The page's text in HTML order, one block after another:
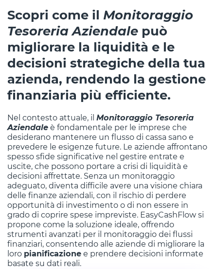
Scopri come il Monitoraggio
Tesoreria Aziendale può
migliorare la liquidità e le
decisioni strategiche della tua
azienda, rendendo la gestione
finanziaria più efficiente.
Nel contesto attuale, il Monitoraggio Tesoreria
Aziendale è fondamentale per le imprese che
desiderano mantenere un flusso di cassa sano e
prevedere le esigenze future. Le aziende affrontano
spesso sfide significative nel gestire entrate e
uscite, che possono portare a crisi di liquidità e
decisioni affrettate. Senza un monitoraggio
adeguato, diventa difficile avere una visione chiara
delle finanze aziendali, con il rischio di perdere
opportunità di investimento o di non essere in
grado di coprire spese impreviste. EasyCashFlow si
propone come la soluzione ideale, offrendo
strumenti avanzati per il monitoraggio dei flussi
finanziari, consentendo alle aziende di migliorare la
loro pianificazione e prendere decisioni informate
basate su dati reali.